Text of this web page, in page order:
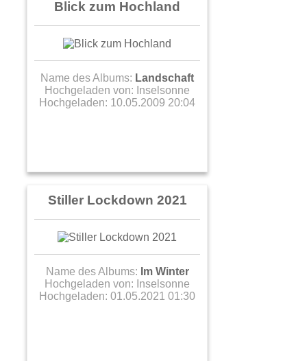
Blick zum Hochland
Name des Albums: Landschaft
Hochgeladen von: Inselsonne
Hochgeladen: 10.05.2009 20:04
Stiller Lockdown 2021
Name des Albums: Im Winter
Hochgeladen von: Inselsonne
Hochgeladen: 01.05.2021 01:30